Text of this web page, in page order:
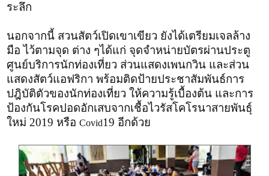
ระลึก
นอกจากนี้ สวนสัตว์เปิดเขาเขียว ยังได้เตรียมเจลล้าง
มือ ไว้ตามจุด ต่าง ๆได้แก่ จุดจำหน่ายบัตรผ่านประตู
ศูนย์บริการนักท่องเที่ยว ส่วนแสดงเพนกวิน และส่วน
แสดงสัตว์แอฟริกา พร้อมติดป้ายประชาสัมพันธ์การ
ปฎิบัติตัวของนักท่องเที่ยว ให้ความรู้เบื้องต้น และการ
ป้องกันโรคปอดอักเสบจากเชื้อไวรัสโคโรนาสายพันธุ์
ใหม่ 2019 หรือ Covid19 อีกด้วย